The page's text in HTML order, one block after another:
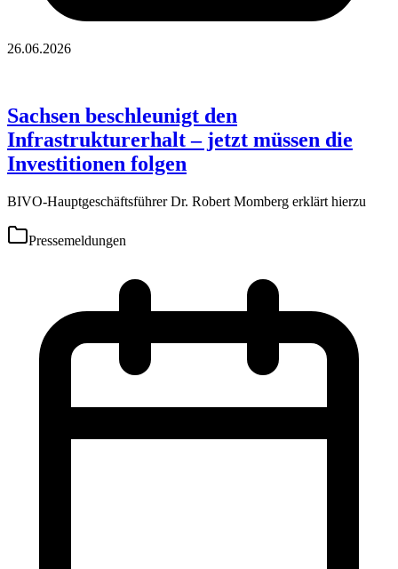
26.06.2026
Sachsen beschleunigt den
Infrastrukturerhalt – jetzt müssen die
Investitionen folgen
BIVO-Hauptgeschäftsführer Dr. Robert Momberg erklärt hierzu
Pressemeldungen